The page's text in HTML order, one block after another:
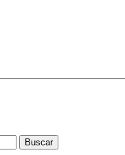
Buscar